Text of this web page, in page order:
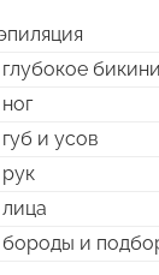
бикини
и усов
и